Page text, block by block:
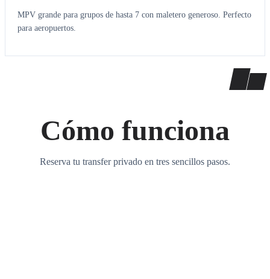
MPV grande para grupos de hasta 7 con maletero generoso. Perfecto
para aeropuertos.
Cómo funciona
Reserva tu transfer privado en tres sencillos pasos.